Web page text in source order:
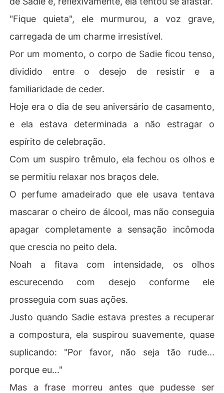
"Fique quieta", ele murmurou, a voz grave,
carregada de um charme irresistível.
Por um momento, o corpo de Sadie ficou tenso,
dividido entre o desejo de resistir e a
familiaridade de ceder.
Hoje era o dia de seu aniversário de casamento,
e ela estava determinada a não estragar o
espírito de celebração.
Com um suspiro trêmulo, ela fechou os olhos e
se permitiu relaxar nos braços dele.
O perfume amadeirado que ele usava tentava
mascarar o cheiro de álcool, mas não conseguia
apagar completamente a sensação incômoda
que crescia no peito dela.
Noah a fitava com intensidade, os olhos
escurecendo com desejo conforme ele
prosseguia com suas ações.
Justo quando Sadie estava prestes a recuperar
a compostura, ela suspirou suavemente, quase
suplicando: "Por favor, não seja tão rude...
porque eu..."
Mas a frase morreu antes que pudesse ser